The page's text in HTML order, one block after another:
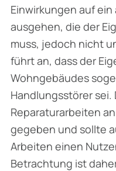
Einwirkungen auf
ausgehen, die der
muss, jedoch nicht
führt an, dass der
Wohngebäudes
Handlungsstörer sei.
Reparaturarbeiten
gegeben und sollte
Arbeiten einen
Betrachtung ist